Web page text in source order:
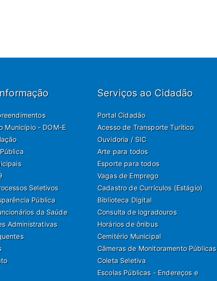
Município - DOM-E
Seletivos
Pública
da Saúde
Administrativas
Serviços ao Cidadão
Portal Cidadão
Acesso de Transporte Turítico
Ouvidoria / SIC
Arte para todos
Esporte para todos
Vagas de Emprego
Cadastro de Currículos (Estágio)
Biblioteca Digital
Consulta de logradouros
Horários de ônibus
Cemitério Municipal
Câmeras de Monitoramento Públicas
Coleta Seletiva
Escolas Públicas - Endereços e